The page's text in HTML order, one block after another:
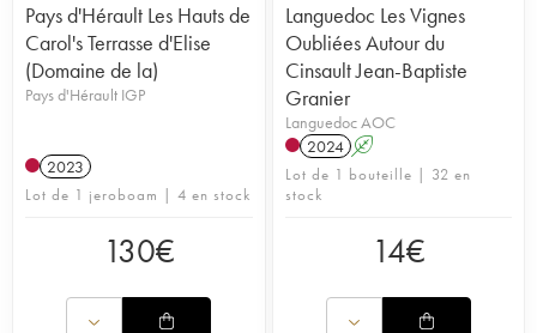
Pays d'Hérault Les Hauts de
Carol's Terrasse d'Elise
(Domaine de la)
Pays d'Hérault IGP
2023
Lot de 1 jeroboam | 4 en stock
130€
Languedoc Les Vignes
Oubliées Autour du
Cinsault Jean-Baptiste
Granier
Languedoc AOC
2024 A
Lot de 1 bouteille | 32 en
stock
14€